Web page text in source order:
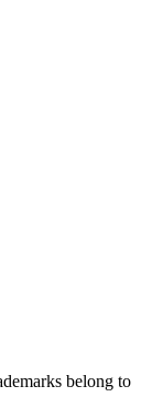
belong to